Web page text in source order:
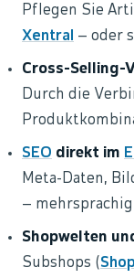
Pflegen Sie
Xentral – oder
Cross-Selling-
Durch die
SEO direkt im
Meta-Daten,
–
Shopwelten
Subshops (